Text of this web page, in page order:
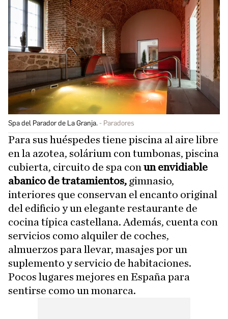
Spa del Parador de La Granja. Paradores
Para sus huéspedes tiene piscina al aire libre
en la azotea, solárium con tumbonas, piscina
cubierta, circuito de spa con un envidiable
abanico de tratamientos, gimnasio,
interiores que conservan el encanto original
del edificio y un elegante restaurante de
cocina típica castellana. Además, cuenta con
servicios como alquiler de coches,
almuerzos para llevar, masajes por un
suplemento y servicio de habitaciones.
Pocos lugares mejores en España para
sentirse como un monarca.